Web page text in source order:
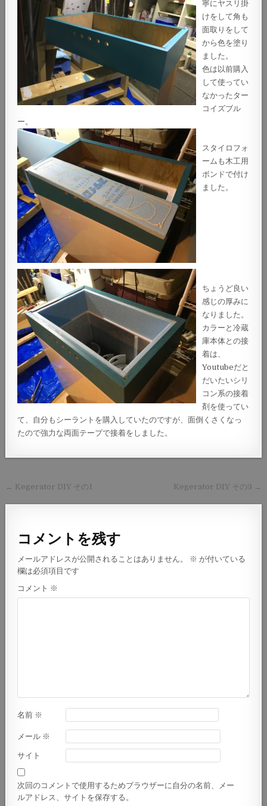
寧にヤスリ掛
けをして角も
面取りをして
から色を塗り
ました。
色は以前購入
して使ってい
なかったター
コイズブル
ー。
スタイロフォ
ームも木工用
ボンドで付け
ました。
ちょうど良い
感じの厚みに
なりました。
カラーと冷蔵
庫本体との接
着は、
Youtubeだと
だいたいシリ
コン系の接着
剤を使ってい
て、自分もシーラントを購入していたのですが、面倒くさくなっ
たので強力な両面テープで接着をしました。
投
稿
ビ
ゲ
ー
シ
ョ
← Kegerator DIY その1 Kegerator DIY その3 →
コメントを残す
メールアドレスが公開されることはありません。 ※ が付いている
欄は必須項目です
コメント ※
名前 ※
メール ※
サイト
次回のコメントで使用するためブラウザーに自分の名前、メー
ルアドレス、サイトを保存する。